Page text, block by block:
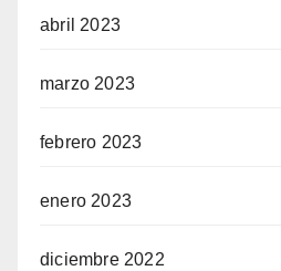
abril 2023
marzo 2023
febrero 2023
enero 2023
diciembre 2022